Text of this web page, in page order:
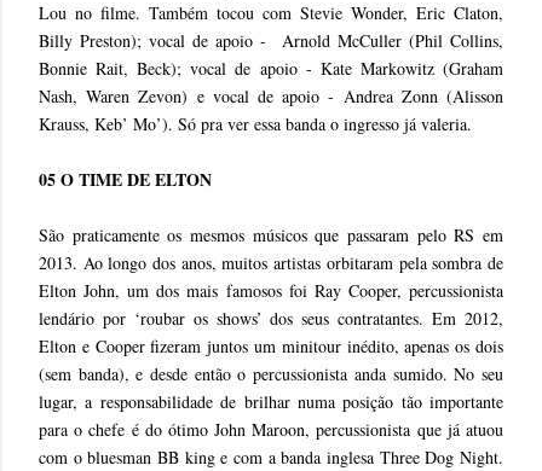
Lou no filme. Também tocou com Stevie Wonder, Eric Claton,
Billy Preston); vocal de apoio - Arnold McCuller (Phil Collins,
Bonnie Rait, Beck); vocal de apoio - Kate Markowitz (Graham
Nash, Waren Zevon) e vocal de apoio - Andrea Zonn (Alisson
Krauss, Keb’ Mo’). Só pra ver essa banda o ingresso já valeria.
05 O TIME DE ELTON
São praticamente os mesmos músicos que passaram pelo RS em
2013. Ao longo dos anos, muitos artistas orbitaram pela sombra de
Elton John, um dos mais famosos foi Ray Cooper, percussionista
lendário por ‘roubar os shows’ dos seus contratantes. Em 2012,
Elton e Cooper fizeram juntos um minitour inédito, apenas os dois
(sem banda), e desde então o percussionista anda sumido. No seu
lugar, a responsabilidade de brilhar numa posição tão importante
para o chefe é do ótimo John Maroon, percussionista que já atuou
com o bluesman BB king e com a banda inglesa Three Dog Night.